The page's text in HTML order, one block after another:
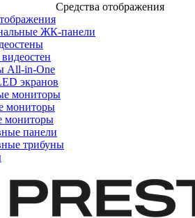
Средства отображения
ЖК-панели
All-in-One
экранов
мониторы
мониторы
мониторы
панели
трибуны